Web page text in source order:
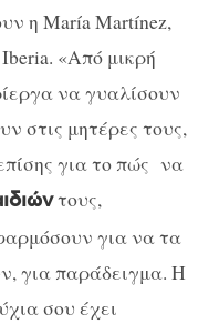
η María Martínez,
«Από μικρή
να γυαλίσουν
στις μητέρες τους,
για το πώς να
τους,
για να τα
για παράδειγμα. Η
σου έχει